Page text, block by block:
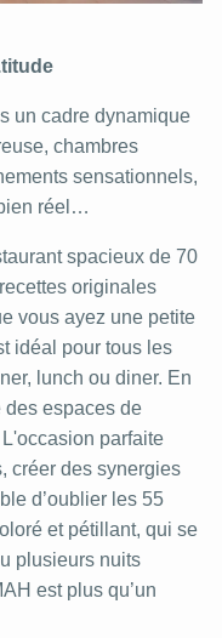
un cadre dynamique
chambres
sensationnels,
réel…
spacieux de 70
originales
vous ayez une petite
idéal pour tous les
lunch ou diner. En
des espaces de
parfaite
créer des synergies
d’oublier les 55
et pétillant, qui se
plusieurs nuits
est plus qu’un